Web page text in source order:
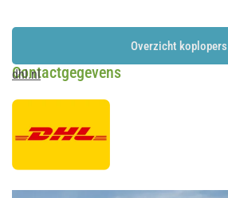
Overzicht koplopers
Contactgegevens
dhl.nl